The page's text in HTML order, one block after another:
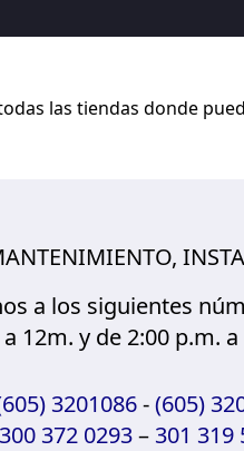
las tiendas donde
a los siguientes
12m. y de 2:00 p.m.
3201086-(605)
300 372 0293– 301 319